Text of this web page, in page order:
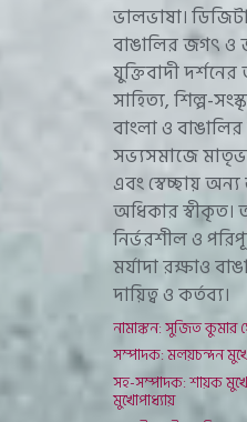
ভালভাষা।
বাঙালির জগৎ ও
যুক্তিবাদী
সাহিত্য, শিল্প-
বাংলা ও
সভ্যসমাজে
এবং স্বেচ্ছায় অন্য
অধিকার স্বীকৃত।
নির্ভরশীল ও
মর্যাদা রক্ষাও
দায়িত্ব ও কর্তব্য।
নামাঙ্কন: সুজিত কুমার
সম্পাদক: মলয়চন্দন
সহ-সম্পাদক: শায়ক
মুখোপাধ্যায়